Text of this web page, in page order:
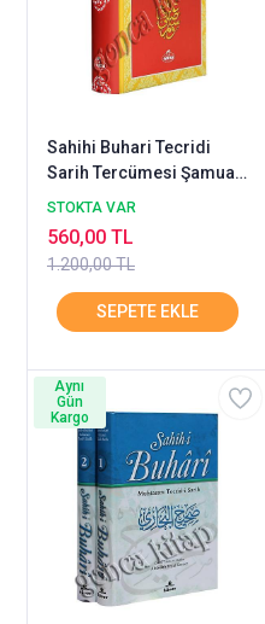
Sahihi Buhari Tecridi
Sarih Tercümesi Şamua
Büyük Ravza
STOKTA VAR
1.200,00 TL
560,00 TL
Aynı
Gün
Kargo